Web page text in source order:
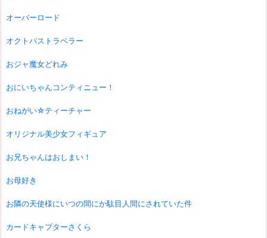
オーバーロード
オクトパストラベラー
おジャ魔女どれみ
おにいちゃんコンティニュー！
おねがい☆ティーチャー
オリジナル美少女フィギュア
お兄ちゃんはおしまい！
お母好き
お隣の天使様にいつの間にか駄目人間にされていた件
カードキャプターさくら